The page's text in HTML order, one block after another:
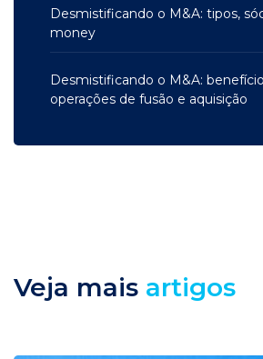
Desmistificando o M&A: tipos,
money
Desmistificando o M&A:
operações de fusão e aquisição
Veja mais artigos